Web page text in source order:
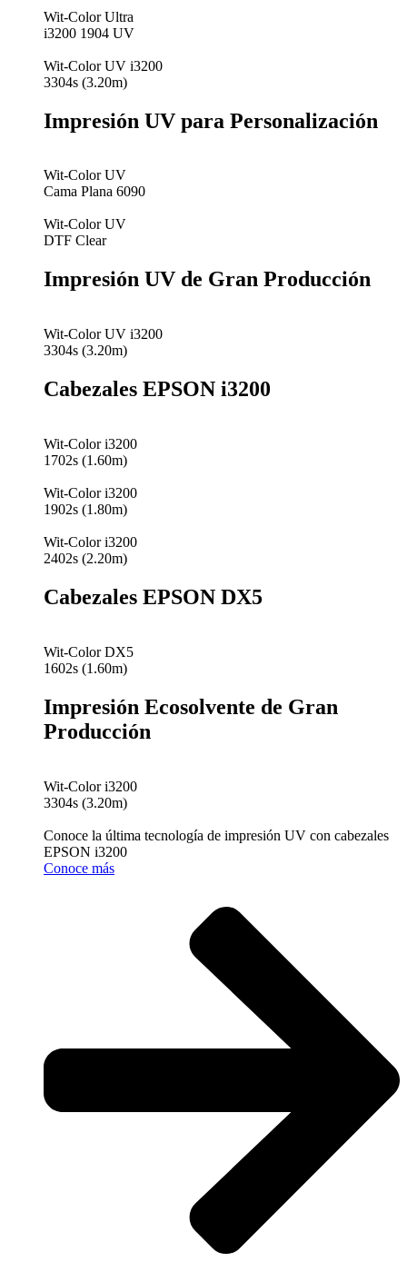
Wit-Color Ultra
i3200 1904 UV
Wit-Color UV i3200
3304s (3.20m)
Impresión UV para Personalización
Wit-Color UV
Cama Plana 6090
Wit-Color UV
DTF Clear
Impresión UV de Gran Producción
Wit-Color UV i3200
3304s (3.20m)
Cabezales EPSON i3200
Wit-Color i3200
1702s (1.60m)
Wit-Color i3200
1902s (1.80m)
Wit-Color i3200
2402s (2.20m)
Cabezales EPSON DX5
Wit-Color DX5
1602s (1.60m)
Impresión Ecosolvente de Gran
Producción
Wit-Color i3200
3304s (3.20m)
Conoce la última tecnología de impresión UV con cabezales
EPSON i3200
Conoce más